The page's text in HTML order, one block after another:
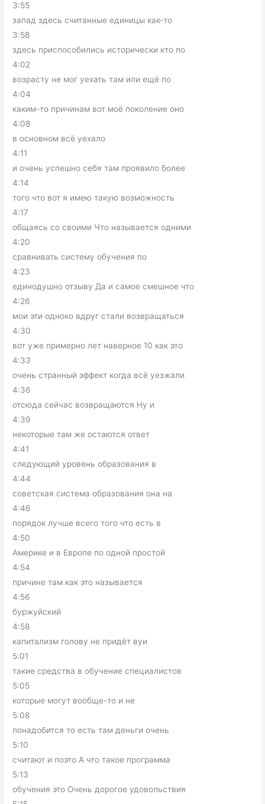
3:55
запад здесь считанные единицы как-то
3:58
здесь приспособились исторически кто по
4:02
возрасту не мог уехать там или ещё по
4:04
каким-то причинам вот моё поколение оно
4:08
в основном всё уехало
4:11
и очень успешно себя там проявило более
4:14
того что вот я имею такую возможность
4:17
общаясь со своими Что называется одними
4:20
сравнивать систему обучения по
4:23
единодушно отзыву Да и самое смешное что
4:26
мои эти одноко вдруг стали возвращаться
4:30
вот уже примерно лет наверное 10 как это
4:33
очень странный эффект когда всё уезжали
4:36
отсюда сейчас возвращаются Ну и
4:39
некоторые там же остаются ответ
4:41
следующий уровень образования в
4:44
советская система образования она на
4:46
порядок лучше всего того что есть в
4:50
Америке и в Европе по одной простой
4:54
причине там как это называется
4:56
буржуйский
4:58
капитализм голову не придёт вуи
5:01
такие средства в обучение специалистов
5:05
которые могут вообще-то и не
5:08
понадобится то есть там деньги очень
5:10
считают и поэто А что такое программа
5:13
обучения это Очень дорогое удовольствия